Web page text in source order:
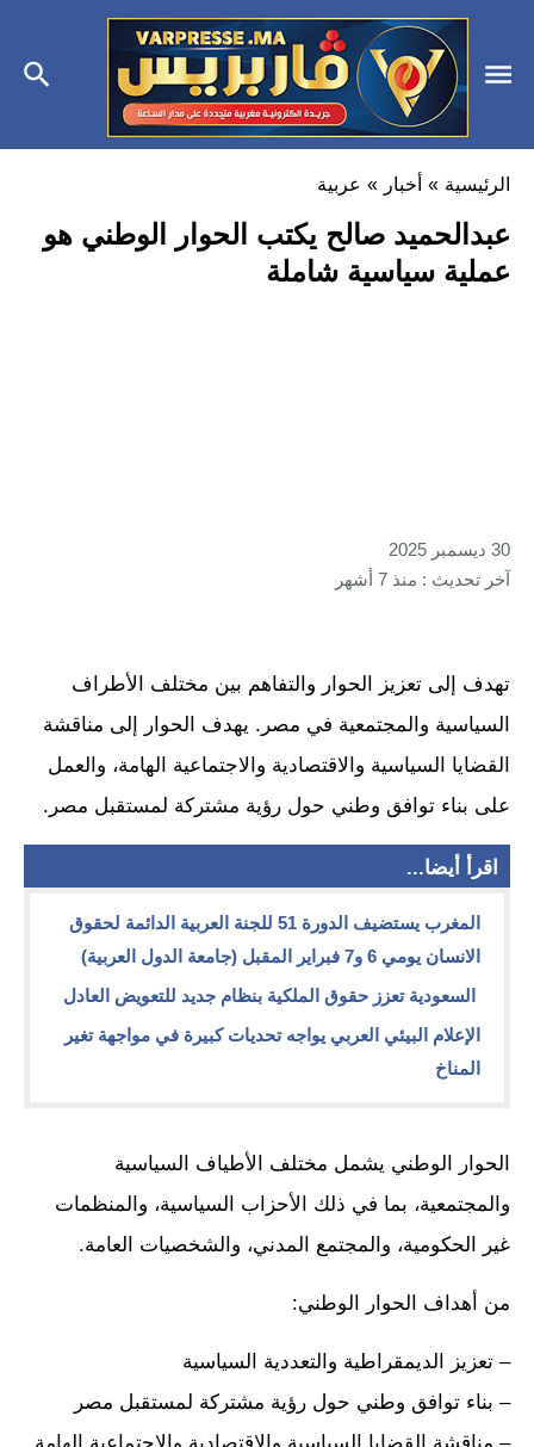
الرئيسية » أخبار » عربية
عبدالحميد صالح يكتب الحوار الوطني هو
عملية سياسية شاملة
30 ديسمبر 2025
آخر تحديث : منذ 7 أشهر
تهدف إلى تعزيز الحوار والتفاهم بين مختلف الأطراف
السياسية والمجتمعية في مصر. يهدف الحوار إلى مناقشة
القضايا السياسية والاقتصادية والاجتماعية الهامة، والعمل
على بناء توافق وطني حول رؤية مشتركة لمستقبل مصر.
اقرأ أيضا...
المغرب يستضيف الدورة 51 للجنة العربية الدائمة لحقوق
الانسان يومي 6 و7 فبراير المقبل (جامعة الدول العربية)
السعودية تعزز حقوق الملكية بنظام جديد للتعويض العادل
الإعلام البيئي العربي يواجه تحديات كبيرة في مواجهة تغير
المناخ
الحوار الوطني يشمل مختلف الأطياف السياسية
والمجتمعية، بما في ذلك الأحزاب السياسية، والمنظمات
غير الحكومية، والمجتمع المدني، والشخصيات العامة.
من أهداف الحوار الوطني:
– تعزيز الديمقراطية والتعددية السياسية
– بناء توافق وطني حول رؤية مشتركة لمستقبل مصر